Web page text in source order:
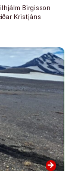
Birgisson
Kristjáns
arrow_forward